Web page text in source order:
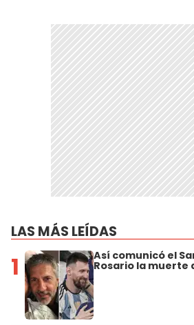
LAS MÁS LEÍDAS
1 Así comunicó el
Rosario la muerte